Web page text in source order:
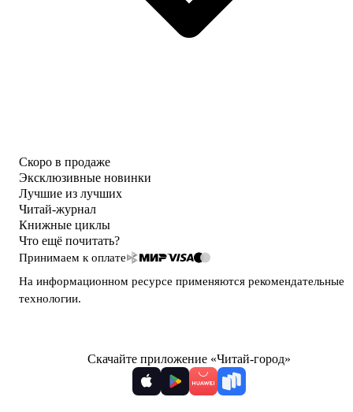
Скоро в продаже
Эксклюзивные новинки
Лучшие из лучших
Читай-журнал
Книжные циклы
Что ещё почитать?
Принимаем к оплате
На информационном ресурсе применяются рекомендательные
технологии.
Скачайте приложение «Читай-город»